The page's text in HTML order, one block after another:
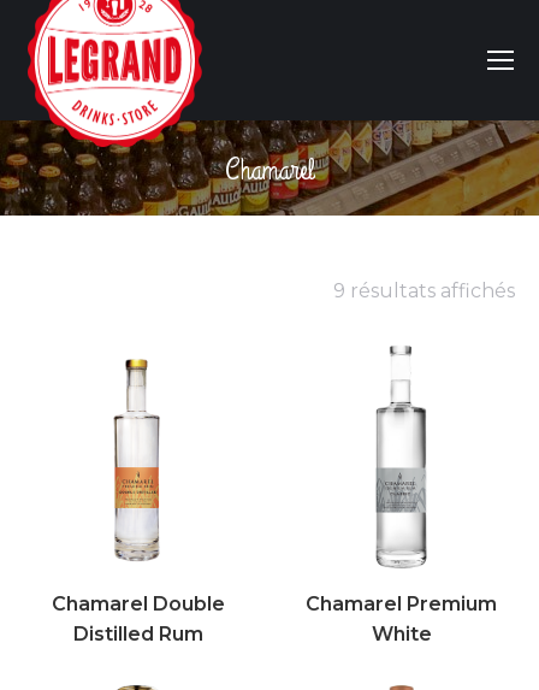
Chamarel
Vous êtes ici :
9 résultats affichés
Chamarel Double
Distilled Rum
Chamarel Premium
White